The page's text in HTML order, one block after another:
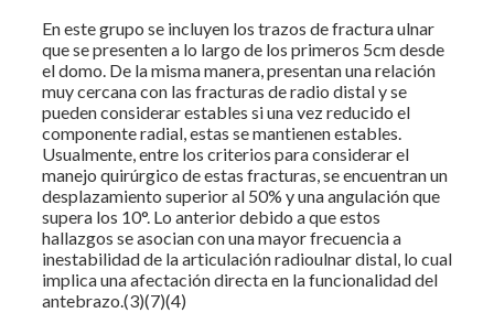
En este grupo se incluyen los trazos de fractura ulnar
que se presenten a lo largo de los primeros 5cm desde
el domo. De la misma manera, presentan una relación
muy cercana con las fracturas de radio distal y se
pueden considerar estables si una vez reducido el
componente radial, estas se mantienen estables.
Usualmente, entre los criterios para considerar el
manejo quirúrgico de estas fracturas, se encuentran un
desplazamiento superior al 50% y una angulación que
supera los 10°. Lo anterior debido a que estos
hallazgos se asocian con una mayor frecuencia a
inestabilidad de la articulación radioulnar distal, lo cual
implica una afectación directa en la funcionalidad del
antebrazo.(3)(7)(4)